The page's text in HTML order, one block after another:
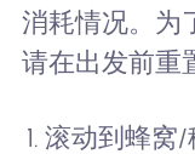
消耗情况。为
请在出发前重
滚动到蜂窝/